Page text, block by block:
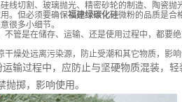
线切割、玻璃抛光、精密砂轮的制造、陶瓷抛
。但必须要确保福建绿碳化硅微粉的品质是合
很多小细节。
管是在储存、运输、还是使用过程中，都要
燥处远离污染源，防止受潮和其它物质，影响
输过程中，应防止与坚硬物质混装，轻
掷，影响使用。